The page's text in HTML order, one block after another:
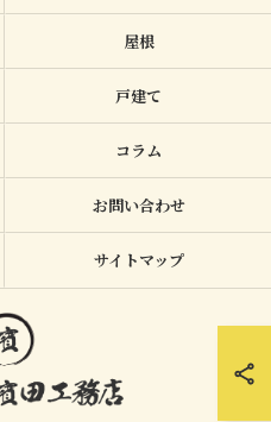
屋根
戸建て
コラム
お問い合わせ
サイトマップ